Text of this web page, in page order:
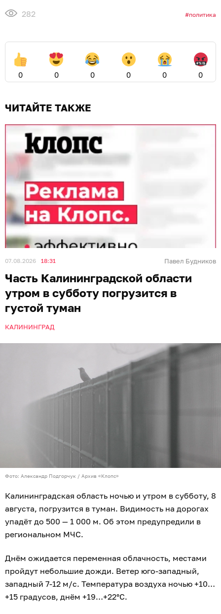
282 политика
0 0 0 0 0 0
ЧИТАЙТЕ ТАКЖЕ
07.08.2026 18:31 Павел Будников
Часть Калининградской области
утром в субботу погрузится в
густой туман
КАЛИНИНГРАД
Фото: Александр Подгорчук / Архив «Клопс»
Калининградская область ночью и утром в субботу, 8
августа, погрузится в туман. Видимость на дорогах
упадёт до 500 — 1 000 м. Об этом предупредили в
региональном МЧС.
Днём ожидается переменная облачность, местами
пройдут небольшие дожди. Ветер юго-западный,
западный 7-12 м/с. Температура воздуха ночью +10…
+15 градусов, днём +19…+22°C.